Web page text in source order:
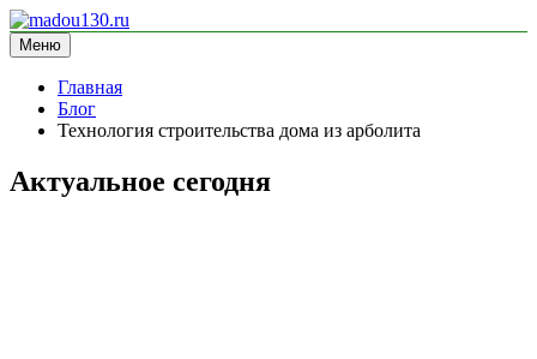
Перейти
к
содержимому
madou130.ru
информационный сайт
Меню
Главная
Блог
Технология строительства дома из арболита
Актуальное сегодня